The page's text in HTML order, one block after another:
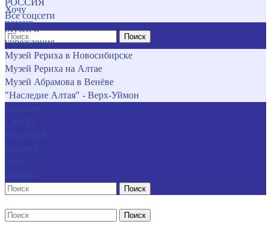
Хочу
помочь
Поиск
РОССИЯ
Все соцсети
Музеи и
учреждения
Музей Рериха в Новосибирске
Музей Рериха на Алтае
Музей Абрамова в Венёве
"Наследие Алтая" - Верх-Уймон
Поиск
Поиск